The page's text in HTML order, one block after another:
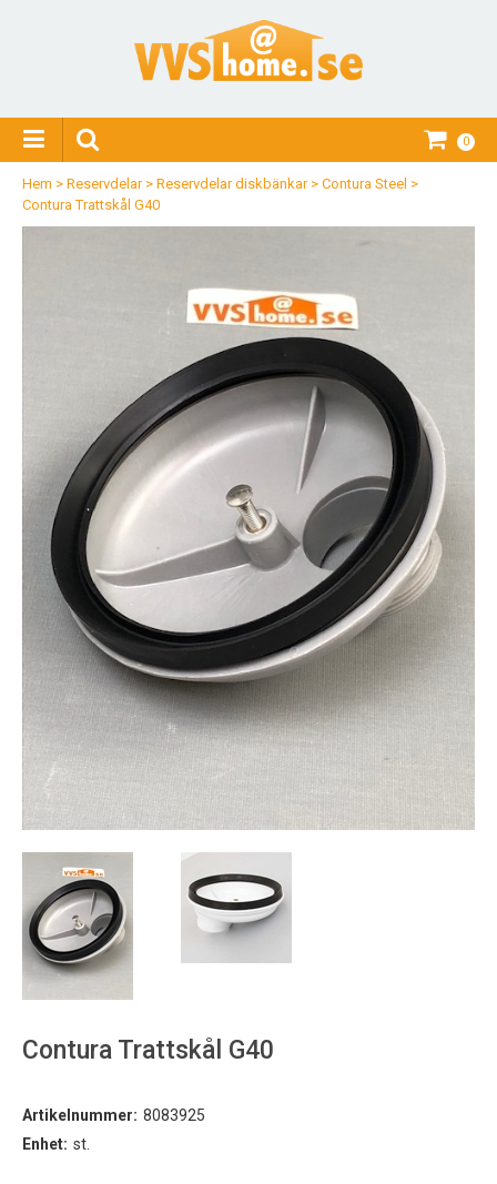
0
Hem > Reservdelar> Reservdelar diskbänkar> Contura Steel >
Contura Trattskål G40
Contura Trattskål G40
Artikelnummer: 8083925
Enhet: st.